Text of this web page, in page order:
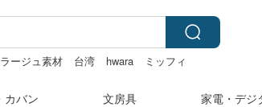
ージュ素材 台湾 hwara ミッフィ
カバン 文房具 家電・デジ